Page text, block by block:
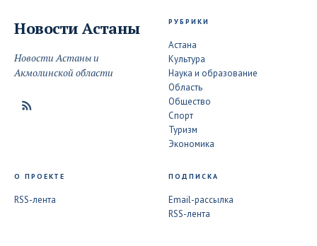
Новости Астаны
Новости Астаны и
Акмолинской области
РУБРИКИ
Астана
Культура
Наука и образование
Область
Общество
Спорт
Туризм
Экономика
О ПРОЕКТЕ
RSS-лента
ПОДПИСКА
Email-рассылка
RSS-лента